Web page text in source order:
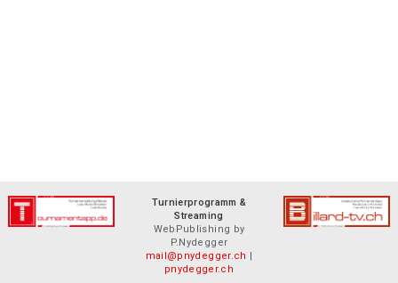
Turnierprogramm &
Streaming
WebPublishing by
P.Nydegger
mail@pnydegger.ch |
pnydegger.ch